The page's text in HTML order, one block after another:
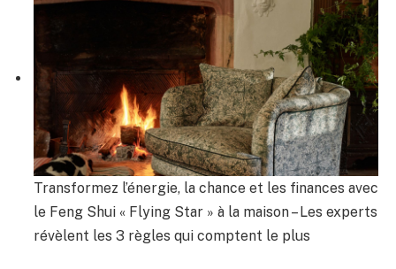
Transformez l’énergie, la chance et les finances avec
le Feng Shui « Flying Star » à la maison – Les experts
révèlent les 3 règles qui comptent le plus